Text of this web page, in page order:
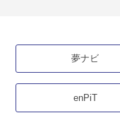
夢ナビ
enPiT